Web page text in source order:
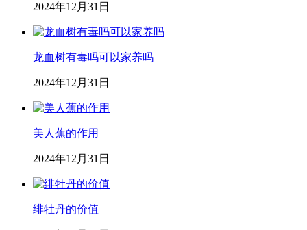
2024年12月31日
龙血树有毒吗可以家养吗
2024年12月31日
美人蕉的作用
2024年12月31日
绯牡丹的价值